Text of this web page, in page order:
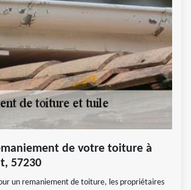
de votre toiture à
57230
un remaniement de toiture, les propriétaires